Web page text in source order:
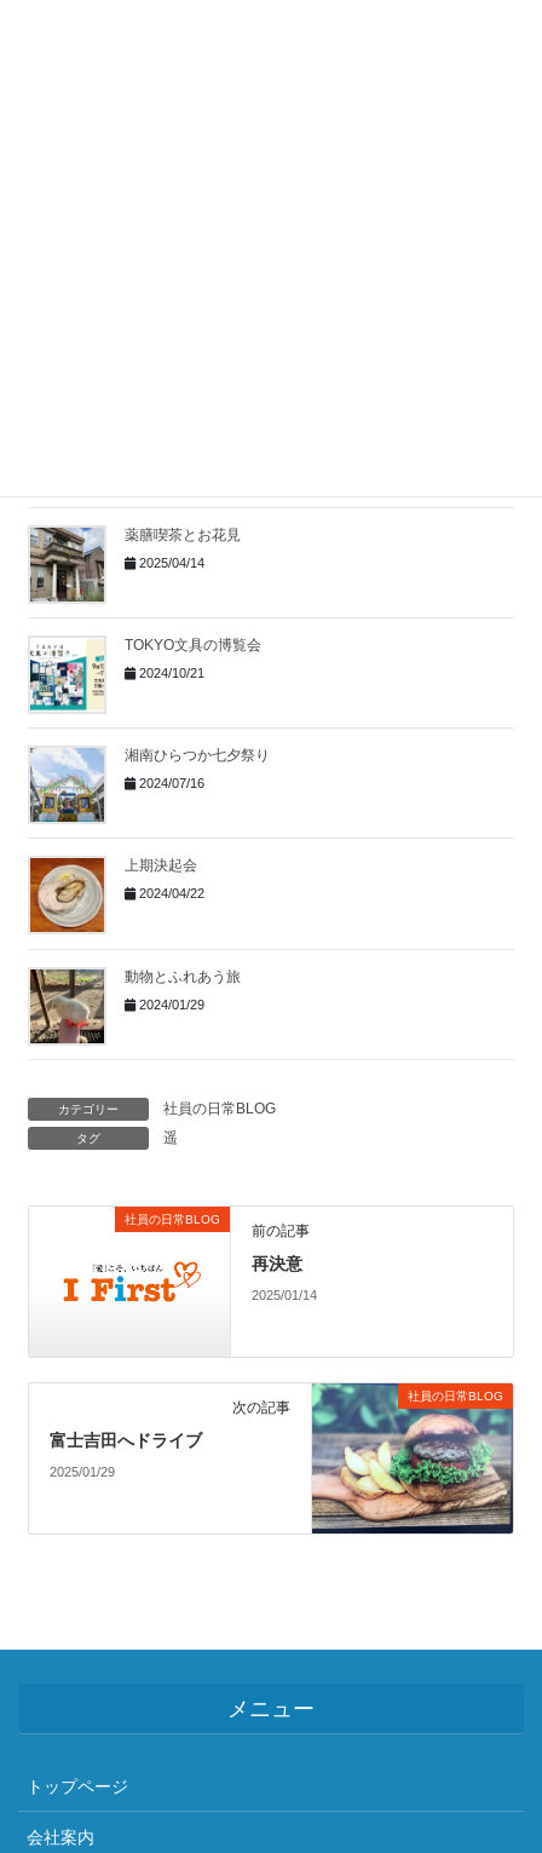
薬膳喫茶とお花見
2025/04/14
TOKYO文具の博覧会
2024/10/21
湘南ひらつか七夕祭り
2024/07/16
上期決起会
2024/04/22
動物とふれあう旅
2024/01/29
カテゴリー 社員の日常BLOG
タグ 遥
社員の日常BLOG
前の記事
再決意
2025/01/14
社員の日常BLOG
次の記事
富士吉田へドライブ
2025/01/29
メニュー
トップページ
会社案内